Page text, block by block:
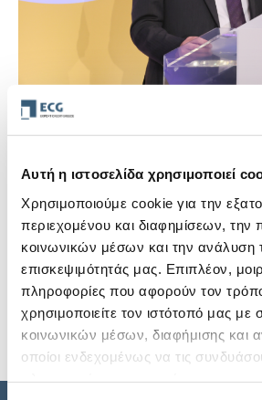
Αυτή η ιστοσελίδα χρησιμοποιεί
Χρησιμοποιούμε cookie για την
περιεχομένου και διαφημίσεων, την
κοινωνικών μέσων και την ανάλυση
επισκεψιμότητάς μας. Επιπλέον,
πληροφορίες που αφορούν τον
χρησιμοποιείτε τον ιστότοπό μας με
κοινωνικών μέσων, διαφήμισης και
οποίοι ενδεχομένως να τις
ασφαλιστική της ECG θα
26 Μαΐου, 2026
Ο Θεόδωρος Βουρδόλης, Πρόεδρος
απηύθυνε χαιρετισμό στην τελετή
Greek Exports Awards 2026 που
στις…
Περισσότερα